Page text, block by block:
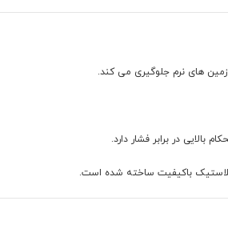
های نرم جلوگیری می کند.